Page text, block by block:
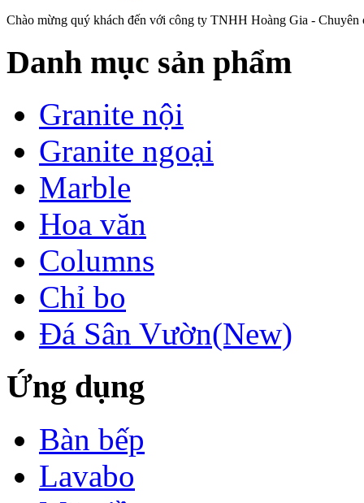
Chào mừng quý khách đến với công ty TNHH Hoàng Gia -
Danh mục sản phẩm
Granite nội
Granite ngoại
Marble
Hoa văn
Columns
Chỉ bo
Đá Sân Vườn(New)
Ứng dụng
Bàn bếp
Lavabo
BẰNG ĐÁ
GRANITE
Làm cầu thang
bằng đá cần chú ý